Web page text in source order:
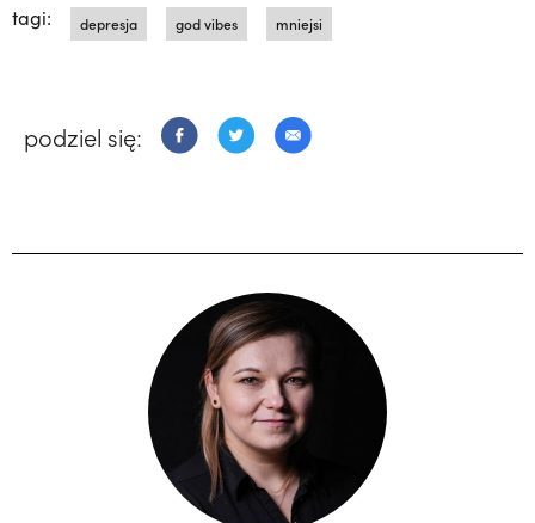
tagi: depresja god vibes mniejsi
podziel się: